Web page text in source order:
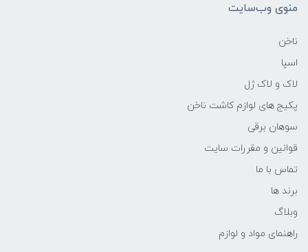
منوی وب‌سایت
ناخن
اسپا
لاک و لاک ژل
پکیج های لوازم کاشت ناخن
سوهان برقی
قوانین و مقررات سایت
تماس با ما
برند ها
وبلاگ
راهنمای مواد و لوازم